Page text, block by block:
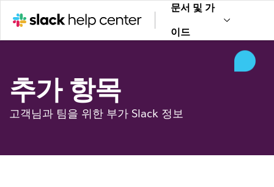
문서 및 가
이드
추가 항목
고객님과 팀을 위한 부가 Slack 정보